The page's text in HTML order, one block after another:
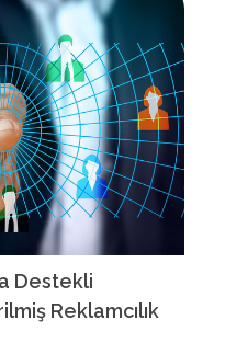
Destekli
Reklamcılık